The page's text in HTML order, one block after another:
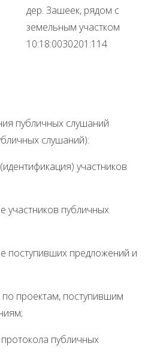
дер. Зашеек, рядом с
земельным участком
10:18:0030201:114
слушаний
слушаний):
участников
публичных
предложений и
поступившим
публичных